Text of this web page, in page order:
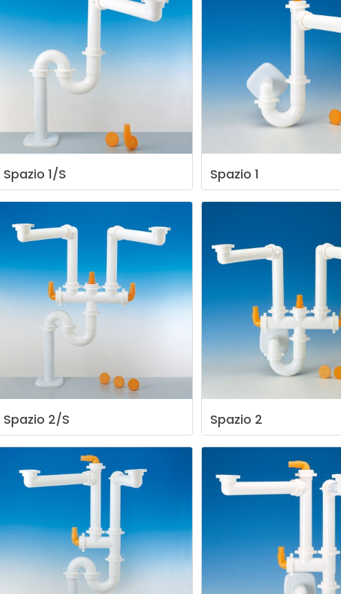
Spazio 1/S Spazio 1
Spazio 2/S Spazio 2